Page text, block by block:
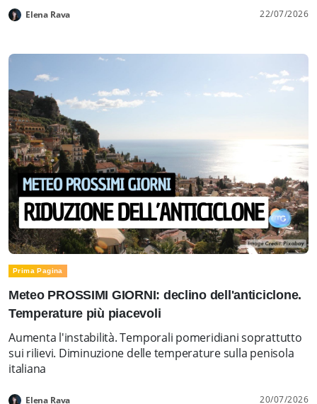
Elena Rava 22/07/2026
Prima Pagina
Meteo PROSSIMI GIORNI: declino dell'anticiclone.
Temperature più piacevoli
Aumenta l'instabilità. Temporali pomeridiani soprattutto
sui rilievi. Diminuzione delle temperature sulla penisola
italiana
Elena Rava 20/07/2026